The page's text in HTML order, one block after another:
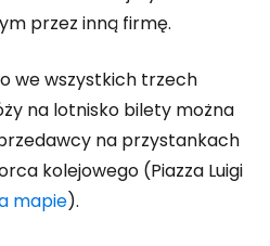
przez inną firmę.
we wszystkich trzech
na lotnisko bilety można
na przystankach
kolejowego (Piazza Luigi
mapie).